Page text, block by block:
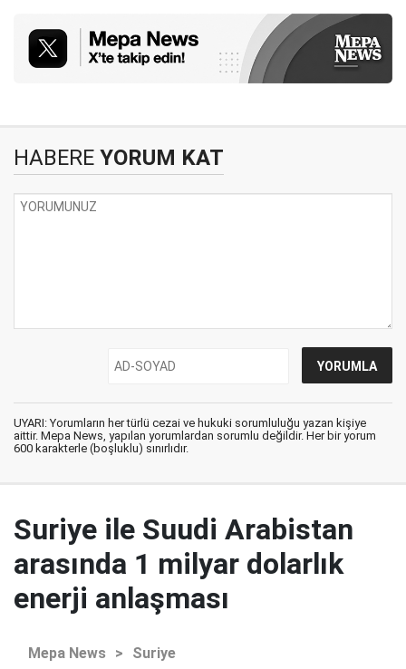
HABERE YORUM KAT
UYARI: Yorumların her türlü cezai ve hukuki sorumluluğu yazan kişiye
aittir. Mepa News, yapılan yorumlardan sorumlu değildir. Her bir yorum
600 karakterle (boşluklu) sınırlıdır.
Suriye ile Suudi Arabistan
arasında 1 milyar dolarlık
enerji anlaşması
Mepa News > Suriye